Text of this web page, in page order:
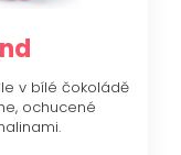
v bílé čokoládě
ochucené